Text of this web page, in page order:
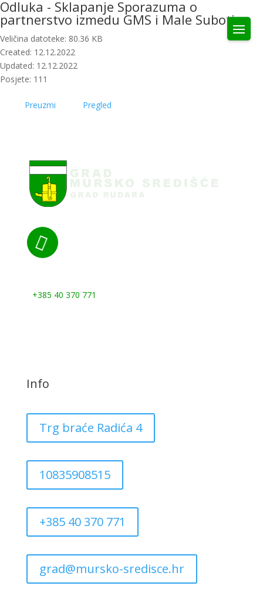
Odluka - Sklapanje Sporazuma o
partnerstvo izmedu GMS i Male Subotice
Veličina datoteke: 80.36 KB
Created: 12.12.2022
Updated: 12.12.2022
Posjete: 111
Preuzmi Pregled

+385 40 370 771
Info
Trg braće Radića 4
10835908515
+385 40 370 771
grad@mursko-sredisce.hr